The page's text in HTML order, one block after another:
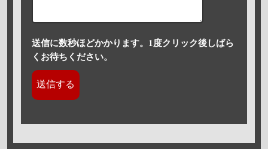
送信に数秒ほどかかります。1度クリック後しばら
くお待ちください。